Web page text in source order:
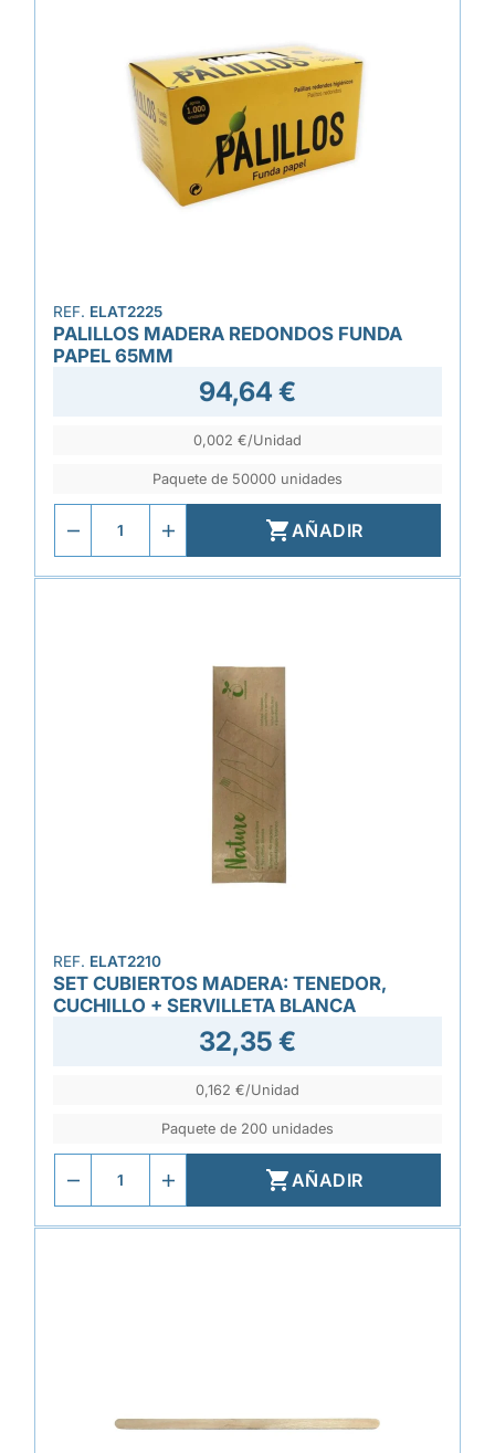
REF. ELAT2225
PALILLOS MADERA REDONDOS FUNDA
PAPEL 65MM
94,64 €
0,002 €/Unidad
Paquete de 50000 unidades
AÑADIR
REF. ELAT2210
SET CUBIERTOS MADERA: TENEDOR,
CUCHILLO + SERVILLETA BLANCA
32,35 €
0,162 €/Unidad
Paquete de 200 unidades
AÑADIR